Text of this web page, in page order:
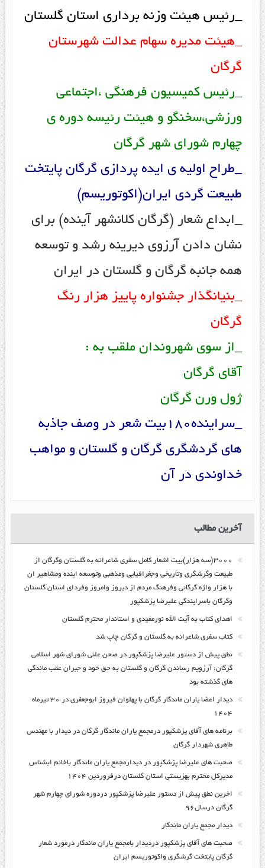
_رئیس هیئت وزنه برداری استان گلستان
_هیئت مدیره سهام عدالت شهرستان
گرگان
_رئیس کمیسیون فرهنگی ،اجتماعی
ورزشی،سخنگو و هیئت رئیسه دوره ی
چهارم شورای شهر گرگان
_طراح اولیه ی ایده پردازی گرگان پایتخت
طبیعت گردی ایران(اکوتوریسم)
_ابداع شعار (گرگان کلانشهر آینده) برای
نشان دادن آرزوی دیرینه رشد و توسعه
همه جانبه گرگان و گلستان در ایران
_بنیانگذار جشنواره پاییز هزار رنگ
گرگان
_از سوی شهروندان ملقب به :
آقای گرگان
ژول ورن گرگان
_سراینده180بیت شعر در وصف جاذبه
های گردشگری گرگان و گلستان و مواهب
خداوندی در آن
آخرین مطالب
۳۰۰۰(سه هزار)بیت اشعار کامل سفری شاعرانه به گلستان وگرگان از
طبیعت وگرشگری وتاریخی وجغرافیایی ومذهبی وتوسعه اینده ومشاهیر ان
با هزار واژه گرگانی وفرهنگ مردم از دیروز وامروز وفردای استان گلستان
وگرگان باسرایندگی علیرضا پزشکپور
اهدای کتاب به آیت الله نورمفیدی و استاندار محترم گلستان
کتاب سفری شاعرانه به گلستان و گرگان چاپ شد
نطق پیش از دستور علیرضا پزشکپور در صحن علنی شورای شهر اسلامی
گرگان: آرزویم رساندن گرگان و گلستان به حق خود و جبران عقب ماندگی
های گذشته بود
دیدار اعضا یاران ماندگار گرگان با پهلوان فیروز ابوجعفری در ۳۰ تیرماه
۱۴۰۴
برنامه های آقای پزشکپور درمجمع یاران ماندگار گرگان در دیدار با مهندس
طاهری شهردار گرگان
صحبت های علیرضا پزشکپور در دیدارمجمع یاران ماندگار باخانم ابشناس
مدیرکل محترم بهزیستی استان گلستان درفروردین ۱۴۰۴
اخرین نطق پیش از دستور علیرضا پزشکپور دردوره شورای چهارم شهر
گرگان درسال۹۶
دیدار مجمع یاران ماندگار
صحبت های آقای پزشکپور دردیدار بامجمع یاران ماندگار درمورد شعار
گرگان پایتخت گرشگری واکوتوریسم ایران